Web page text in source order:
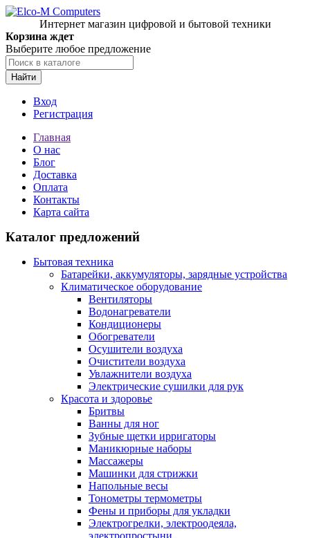
Интернет магазин цифровой и бытовой техники
Корзина ждет
Выберите любое предложение
Найти
Вход
Регистрация
Главная
О нас
Блог
Доставка
Оплата
Контакты
Карта сайта
Каталог предложений
Бытовая техника
Батарейки, аккумуляторы, зарядные устройства
Климатическое оборудование
Вентиляторы
Водонагреватели
Кондиционеры
Обогреватели
Осушители воздуха
Очистители воздуха
Увлажнители воздуха
Электрические сушилки для рук
Красота и здоровье
Бритвы
Ванны для ног
Зубные щетки ирригаторы
Маникюрные наборы
Массажеры
Машинки для стрижки
Напольные весы
Тонометры термометры
Фены и приборы для укладки
Электрогрелки, электроодеяла,
электропростыни